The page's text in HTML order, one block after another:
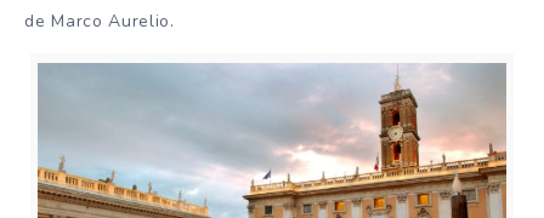
de Marco Aurelio.